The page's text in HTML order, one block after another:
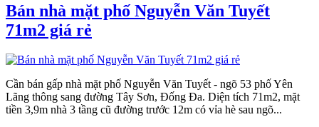
Bán nhà mặt phố Nguyễn Văn Tuyết
71m2 giá rẻ
Cần bán gấp nhà mặt phố Nguyễn Văn Tuyết - ngõ 53 phố Yên
Lãng thông sang đường Tây Sơn, Đống Đa. Diện tích 71m2, mặt
tiền 3,9m nhà 3 tầng cũ đường trước 12m có vỉa hè sau ngõ...